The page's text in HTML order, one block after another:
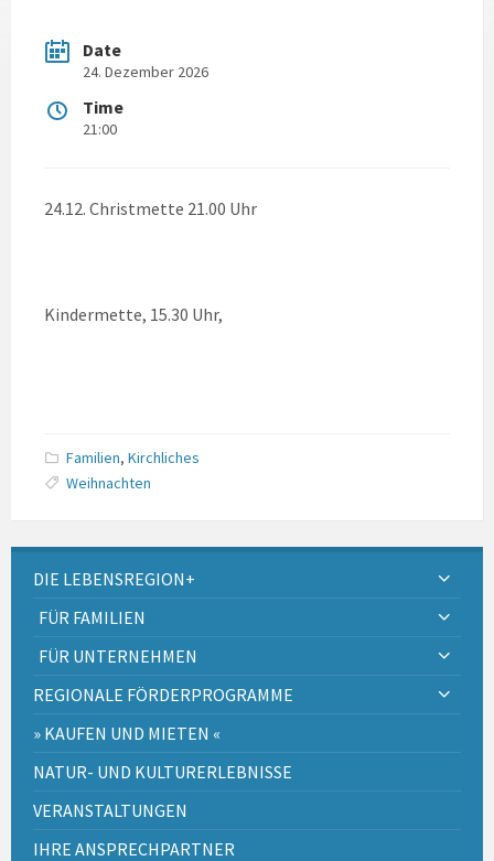
Date
24. Dezember 2026
Time
21:00
24.12. Christmette 21.00 Uhr
Kindermette, 15.30 Uhr,
Familien, Kirchliches
Weihnachten
DIE LEBENSREGION+
FÜR FAMILIEN
FÜR UNTERNEHMEN
REGIONALE FÖRDERPROGRAMME
» KAUFEN UND MIETEN «
NATUR- UND KULTURERLEBNISSE
VERANSTALTUNGEN
IHRE ANSPRECHPARTNER